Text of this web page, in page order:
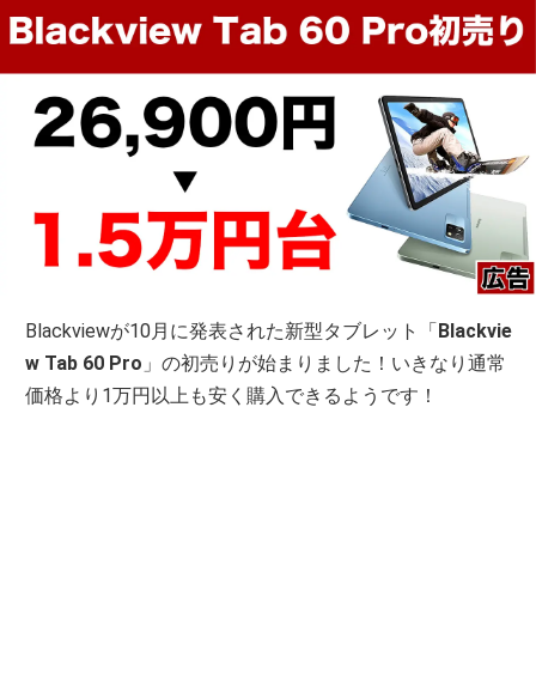
Blackviewが10月に発表された新型タブレット「 Blackvie
w Tab 60 Pro 」の初売りが始まりました！いきなり通常
価格より1万円以上も安く購入できるようです！